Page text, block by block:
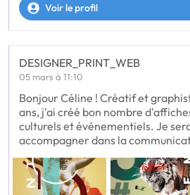
Voir le profil
DESIGNER_PRINT_WEB
05 mars à 11:10
Bonjour Céline ! Créatif et
ans, j'ai créé bon nombre
culturels et événementiels. Je
accompagner dans la